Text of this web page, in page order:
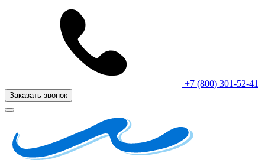
+7 (800) 301-52-41
Заказать звонок